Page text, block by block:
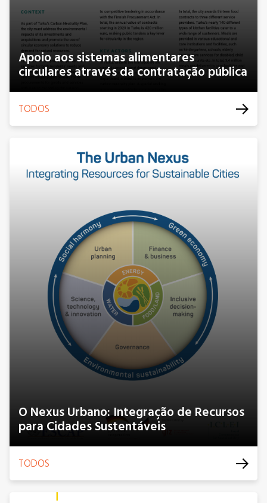
Apoio aos sistemas alimentares
circulares através da contratação pública
TODOS
O Nexus Urbano: Integração de Recursos
para Cidades Sustentáveis
TODOS